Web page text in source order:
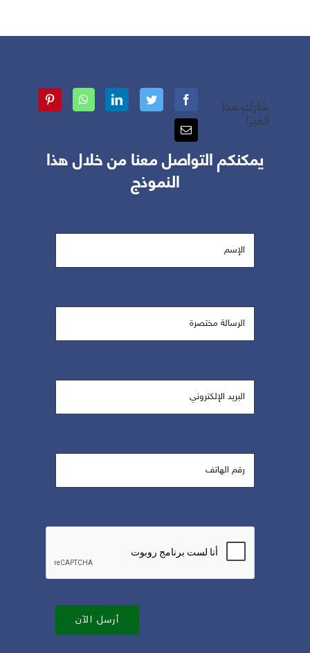
شارك هذا
الخبر!
يمكنكم التواصل معنا من خلال هذا
النموذج
أرسل الآن